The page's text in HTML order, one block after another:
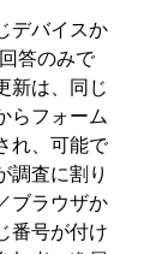
デバイスか
答のみで
新は、同じ
らフォーム
れ、可能で
調査に割り
ブラウザか
番号が付け